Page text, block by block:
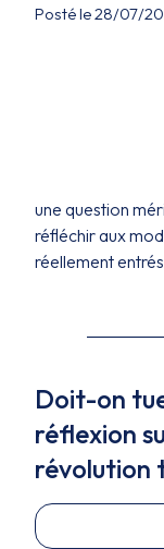
Posté le 28/07/
une question
réfléchir aux
réellement
Doit-on
réflexion
révolution